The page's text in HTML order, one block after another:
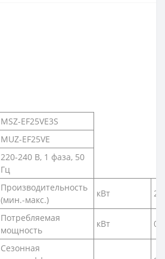
MSZ-EF25VE3S
MUZ-EF25VE
220-240 В, 1 фаза, 50
Гц
Производительность
(мин.-макс.)
кВт
Потребляемая
мощность
кВт
Сезонная